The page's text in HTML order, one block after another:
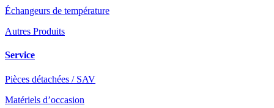
Échangeurs de température
Autres Produits
Service
Pièces détachées / SAV
Matériels d’occasion